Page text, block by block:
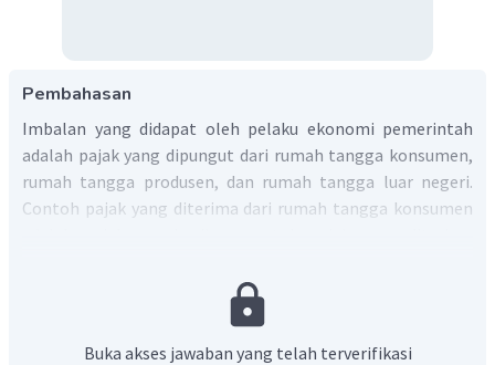
Pembahasan
Imbalan yang didapat oleh pelaku ekonomi pemerintah
adalah pajak yang dipungut dari rumah tangga konsumen,
rumah tangga produsen, dan rumah tangga luar negeri.
Contoh pajak yang diterima dari rumah tangga konsumen
diterima dari rumah tangga luar negeri adalah pajak atas
Buka akses jawaban yang telah terverifikasi